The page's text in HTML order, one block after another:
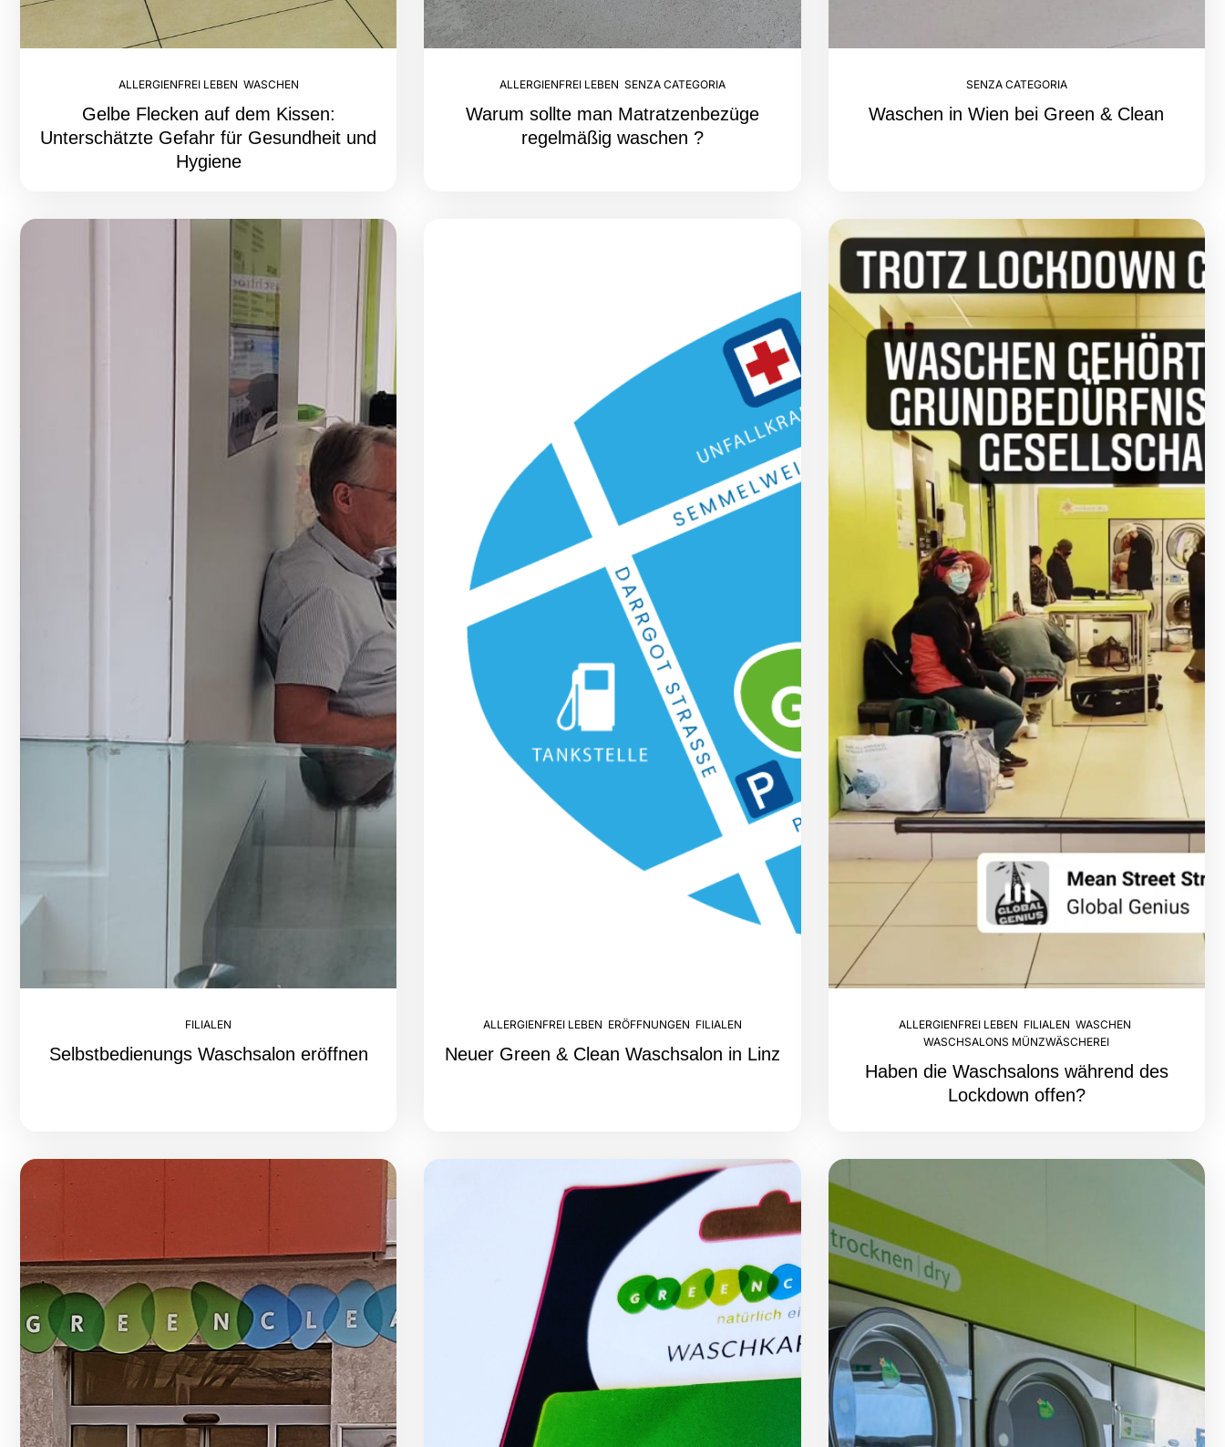
ALLERGIENFREI LEBEN WASCHEN
Gelbe Flecken auf dem Kissen:
Unterschätzte Gefahr für Gesundheit und
Hygiene
ALLERGIENFREI LEBEN SENZA CATEGORIA
Warum sollte man Matratzenbezüge
regelmäßig waschen ?
SENZA CATEGORIA
Waschen in Wien bei Green & Clean
FILIALEN
Selbstbedienungs Waschsalon eröffnen
ALLERGIENFREI LEBEN ERÖFFNUNGEN FILIALEN
Neuer Green & Clean Waschsalon in Linz
ALLERGIENFREI LEBEN FILIALEN ,WASCHEN
WASCHSALONS MÜNZWÄSCHEREI
Haben die Waschsalons während des
Lockdown offen?